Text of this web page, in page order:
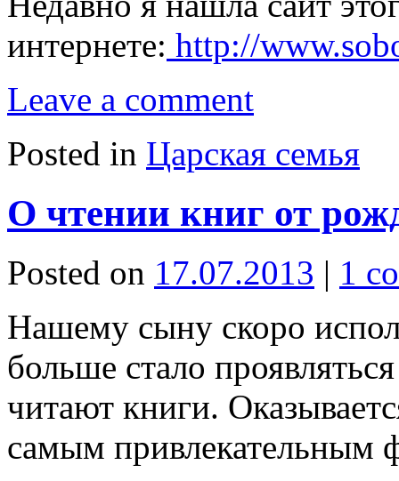
интернете: http://
Leave a comment
Posted in Царская семья
О чтении книг от
Posted on 17.07.2013 | 1
Нашему сыну скоро
больше стало
читают книги.
самым привлекательным